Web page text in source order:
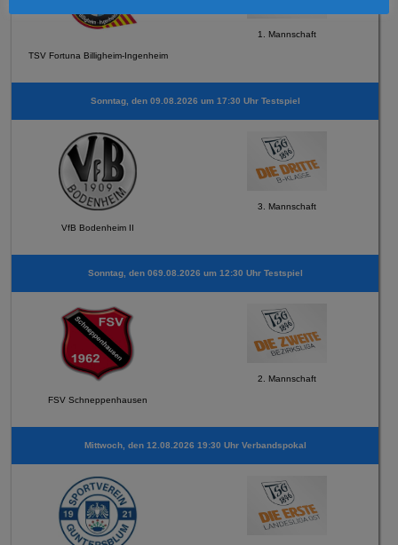
TSV Fortuna Billigheim-Ingenheim
1. Mannschaft
Sonntag, den 09.08.2026 um 17:30 Uhr Testspiel
VfB Bodenheim II
3. Mannschaft
Sonntag, den 069.08.2026 um 12:30 Uhr Testspiel
FSV Schneppenhausen
2. Mannschaft
Mittwoch, den 12.08.2026 19:30 Uhr Verbandspokal